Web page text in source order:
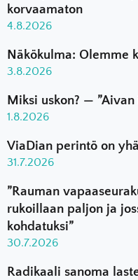
korvaamaton
4.8.2026
Näkökulma: Olemme
3.8.2026
Miksi uskon? —
1.8.2026
ViaDian perintö on
31.7.2026
”Rauman
rukoillaan paljon ja
kohdatuksi”
30.7.2026
Radikaali sanoma